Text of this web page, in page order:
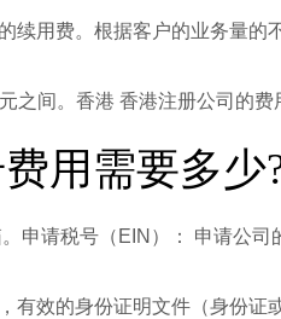
用费。根据客户的业务量
间。香港 香港注册公司的
用需要多少
请税号（EIN）： 申请公
效的身份证明文件（身份证